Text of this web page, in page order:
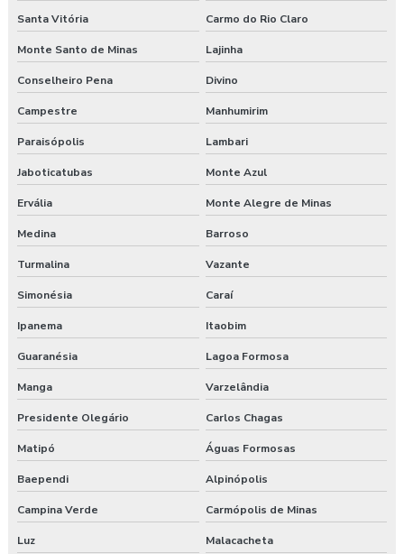
Treinamento online nr 10 Segurança Eletricidade
Treinamento online nr 12 Máquinas e Equipamentos
Treinamento online nr 33 Espaço Confinado
Treinamento online nr 35 Segurança Trabalho em Altura
Treinamento saúde e segurança do trabalho
Treinamento segurança do trabalho
Treinamento de segurança do trabalho na construção civil
Valor para elaboração de pgr
Santa Vitória Carmo do Rio Claro
Monte Santo de Minas Lajinha
Conselheiro Pena Divino
Campestre Manhumirim
Paraisópolis Lambari
Jaboticatubas Monte Azul
Ervália Monte Alegre de Minas
Medina Barroso
Turmalina Vazante
Simonésia Caraí
Ipanema Itaobim
Guaranésia Lagoa Formosa
Manga Varzelândia
Presidente Olegário Carlos Chagas
Matipó Águas Formosas
Baependi Alpinópolis
Campina Verde Carmópolis de Minas
Luz Malacacheta